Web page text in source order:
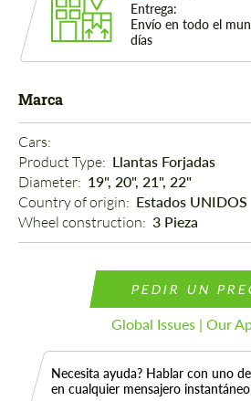
Entrega:
Envío en todo el
días
Marca
Cars:
Product Type: Llantas Forjadas
Diameter: 19", 20", 21", 22"
Country of origin: Estados UNIDOS
Wheel construction: 3 Pieza
PEDIR UN
Global Issues | Our
Necesita ayuda? Hablar con uno
en cualquier mensajero instantáneo